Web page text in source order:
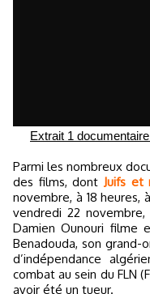
Extrait 1
Parmi les nombreux documentaires programmés au Maghreb
des films, dontJuifs et
novembre, à 18 heures,
vendredi 22 novembre,
Damien Ounouri filme
Benadouda, son grand-
d’indépendance
combat au sein du FLN
avoir été un tueur.